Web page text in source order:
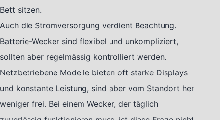
Bett sitzen.
Auch die Stromversorgung verdient Beachtung.
Batterie-Wecker sind flexibel und unkompliziert,
sollten aber regelmässig kontrolliert werden.
Netzbetriebene Modelle bieten oft starke Displays
und konstante Leistung, sind aber vom Standort her
weniger frei. Bei einem Wecker, der täglich